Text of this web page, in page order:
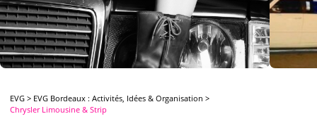
EVG > EVG Bordeaux : Activités, Idées & Organisation >
Chrysler Limousine & Strip